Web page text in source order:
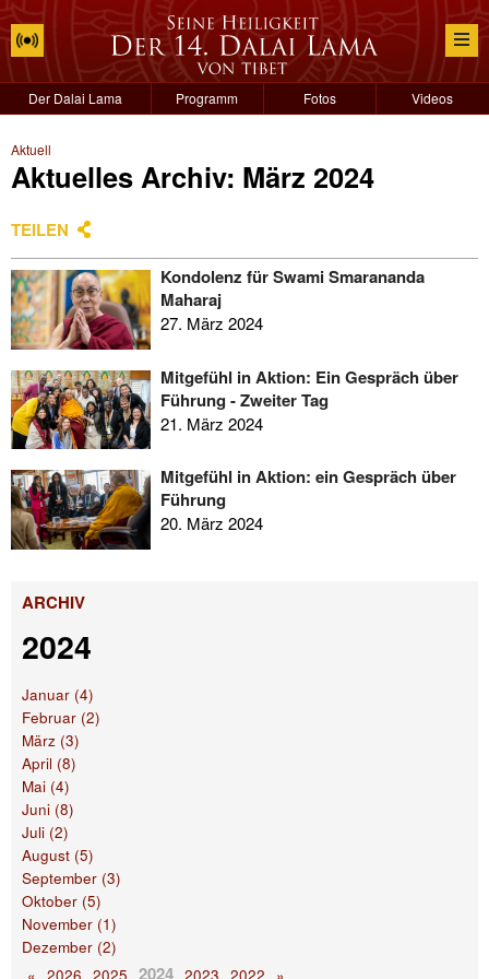
Der Dalai Lama Programm Fotos Videos
Aktuell
Aktuelles Archiv: März 2024
TEILEN
Kondolenz für Swami Smarananda
Maharaj
27. März 2024
Mitgefühl in Aktion: Ein Gespräch über
Führung - Zweiter Tag
21. März 2024
Mitgefühl in Aktion: ein Gespräch über
Führung
20. März 2024
ARCHIV
2024
Januar (4)
Februar (2)
März (3)
April (8)
Mai (4)
Juni (8)
Juli (2)
August (5)
September (3)
Oktober (5)
November (1)
Dezember (2)
2024